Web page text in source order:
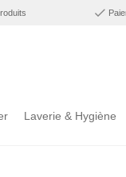
Laverie & Hygiène